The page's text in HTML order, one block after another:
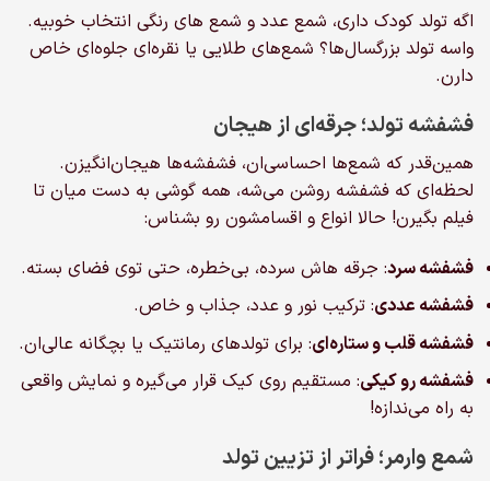
اگه تولد کودک داری، شمع عدد و شمع های رنگی انتخاب خوبیه.
واسه تولد بزرگسال‌ها؟ شمع‌های طلایی یا نقره‌ای جلوه‌ای خاص
دارن.
فشفشه تولد؛ جرقه‌ای از هیجان
همین‌قدر که شمع‌ها احساسی‌ان، فشفشه‌ها هیجان‌انگیزن.
لحظه‌ای که فشفشه روشن می‌شه، همه گوشی به دست میان تا
فیلم بگیرن! حالا انواع و اقسامشون رو بشناس:
فشفشه سرد: جرقه هاش سرده، بی‌خطره، حتی توی فضای بسته.
فشفشه عددی: ترکیب نور و عدد، جذاب و خاص.
فشفشه قلب و ستاره‌ای: برای تولدهای رمانتیک یا بچگانه عالی‌ان.
فشفشه رو کیکی: مستقیم روی کیک قرار می‌گیره و نمایش واقعی
به راه می‌ندازه!
شمع وارمر؛ فراتر از تزیین تولد